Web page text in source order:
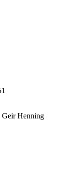
Geir Henning